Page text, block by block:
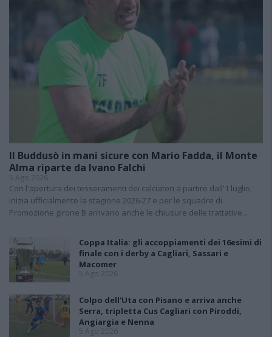
Il Buddusò in mani sicure con Mario Fadda, il Monte
Alma riparte da Ivano Falchi
5 Ago 2026
Con l'apertura dei tesseramenti dei calciatori a partire dall'1 luglio,
inizia ufficialmente la stagione 2026-27 e per le squadre di
Promozione girone B arrivano anche le chiusure delle trattative…
Coppa Italia: gli accoppiamenti dei 16esimi di
finale con i derby a Cagliari, Sassari e
Macomer
5 Ago 2026
Colpo dell'Uta con Pisano e arriva anche
Serra, tripletta Cus Cagliari con Piroddi,
Angiargia e Nenna
5 Ago 2026